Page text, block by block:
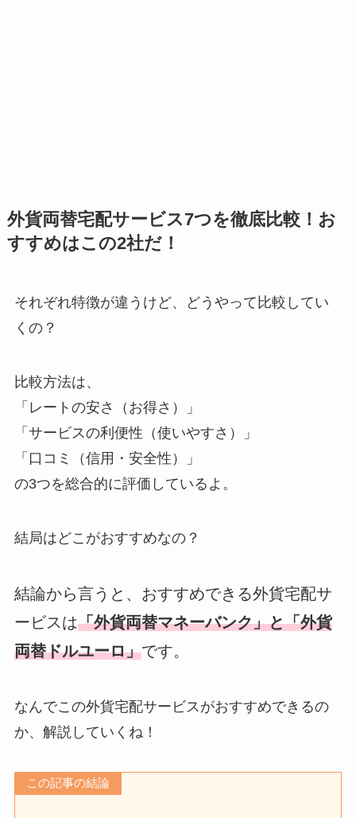
外貨両替宅配サービス7つを徹底比較！お
すすめはこの2社だ！
それぞれ特徴が違うけど、どうやって比較してい
くの？
比較方法は、
「レートの安さ（お得さ）」
「サービスの利便性（使いやすさ）」
「口コミ（信用・安全性）」
の3つを総合的に評価しているよ。
結局はどこがおすすめなの？
結論から言うと、おすすめできる外貨宅配サ
ービスは「外貨両替マネーバンク」と「外貨
両替ドルユーロ」です。
なんでこの外貨宅配サービスがおすすめできるの
か、解説していくね！
この記事の結論